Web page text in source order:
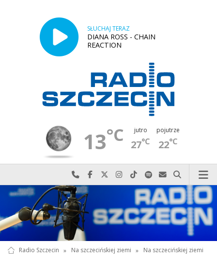
SŁUCHAJ TERAZ
DIANA ROSS - CHAIN
REACTION
13°C jutro
27°C
pojutrze
22°C
Najlepiej po prostu do nas zadzwoń
Odwiedź nas na Facebook-u
Odwiedź nas na X
Odwiedź nas na Instagram-ie
Odwiedź nas na TikTok-u
Szukaj nas na Spotify
Wyślij do nas
Szukaj
Radio Szczecin » Na szczecińskiej ziemi » Na szczecińskiej ziemi